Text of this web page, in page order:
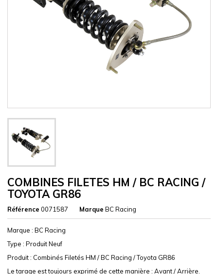
COMBINES FILETES HM / BC RACING /
TOYOTA GR86
Référence 0071587 Marque BC Racing
Marque : BC Racing
Type : Produit Neuf
Produit : Combinés Filetés HM / BC Racing / Toyota GR86
Le tarage est toujours exprimé de cette manière : Avant / Arrière.